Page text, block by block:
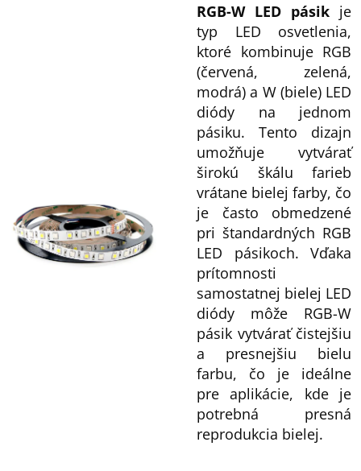
RGB-W LED pásik je
typ LED osvetlenia,
ktoré kombinuje RGB
(červená, zelená,
modrá) a W (biele) LED
diódy na jednom
pásiku. Tento dizajn
umožňuje vytvárať
širokú škálu farieb
vrátane bielej farby, čo
je často obmedzené
pri štandardných RGB
LED pásikoch. Vďaka
prítomnosti
samostatnej bielej LED
diódy môže RGB-W
pásik vytvárať čistejšiu
a presnejšiu bielu
farbu, čo je ideálne
pre aplikácie, kde je
potrebná presná
reprodukcia bielej.